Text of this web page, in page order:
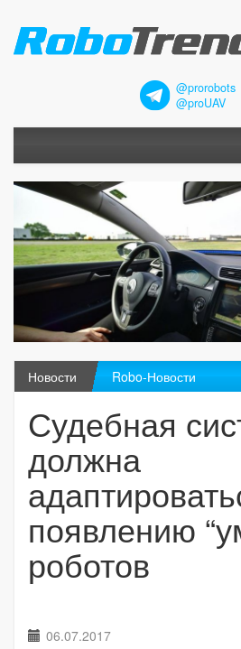
@prorobots
@proUAV
Новости Robo-Новости
Судебная
должна
появлению
роботов
06.07.2017